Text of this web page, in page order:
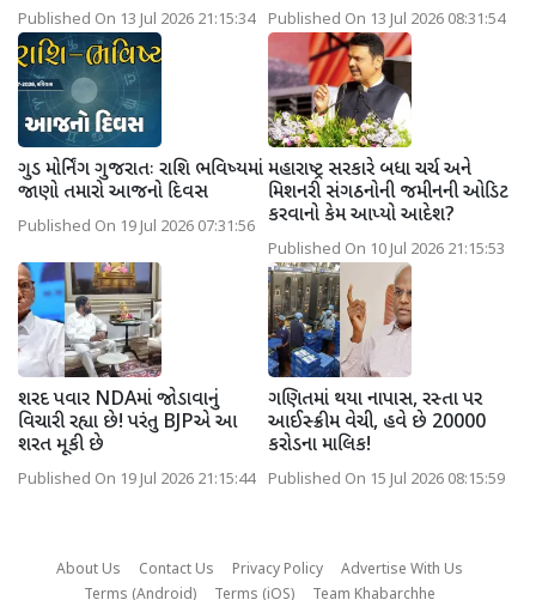
Published On 13 Jul 2026 21:15:34 Published On 13 Jul 2026 08:31:54
ગુડ મોર્નિંગ ગુજરાતઃ રાશિ ભવિષ્યમાં
જાણો તમારો આજનો દિવસ
Published On 19 Jul 2026 07:31:56
મહારાષ્ટ્ર સરકારે બધા ચર્ચ અને
મિશનરી સંગઠનોની જમીનની ઓડિટ
કરવાનો કેમ આપ્યો આદેશ?
Published On 10 Jul 2026 21:15:53
શરદ પવાર NDAમાં જોડાવાનું
વિચારી રહ્યા છે! પરંતુ BJPએ આ
શરત મૂકી છે
Published On 19 Jul 2026 21:15:44
ગણિતમાં થયા નાપાસ, રસ્તા પર
આઈસ્ક્રીમ વેચી, હવે છે 20000
કરોડના માલિક!
Published On 15 Jul 2026 08:15:59
About Us Contact Us Privacy Policy
Advertise With Us
Terms (Android)
Terms (iOS) Team Khabarchhe